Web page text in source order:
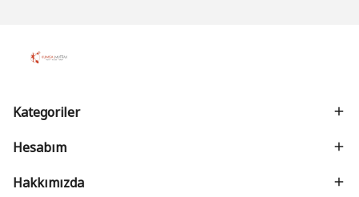
Kategoriler
Hesabım
Hakkımızda